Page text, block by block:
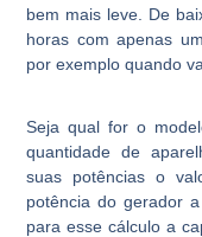
bem mais leve. De
horas com apenas
por exemplo quando
Seja qual for o
quantidade de
suas potências o
potência do gerador
para esse cálculo a